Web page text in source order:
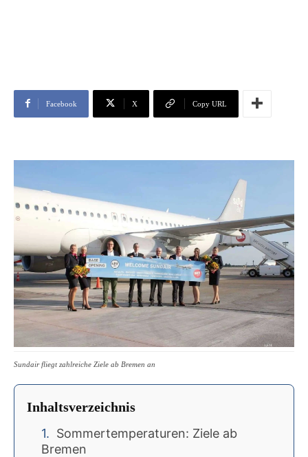
Facebook X Copy URL
Sundair fliegt zahlreiche Ziele ab Bremen an
Inhaltsverzeichnis
Sommertemperaturen: Ziele ab
Bremen